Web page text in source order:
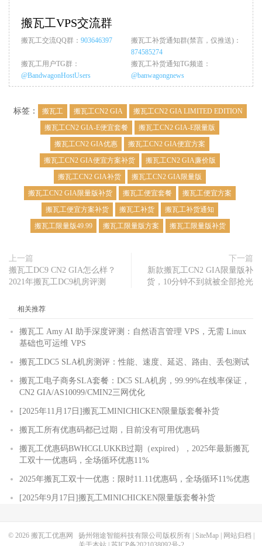
搬瓦工VPS交流群
搬瓦工交流QQ群： 903646397
搬瓦工补货通知群(禁言，仅推送)：
874585274
搬瓦工用户TG群：
@BandwagonHostUsers
搬瓦工补货通知TG频道：
@banwagongnews
标签： 搬瓦工 搬瓦工CN2 GIA
搬瓦工CN2 GIA LIMITED EDITION
搬瓦工CN2 GIA-E便宜套餐
搬瓦工CN2 GIA-E限量版
搬瓦工CN2 GIA优惠
搬瓦工CN2 GIA便宜方案
搬瓦工CN2 GIA便宜方案补货
搬瓦工CN2 GIA廉价版
搬瓦工CN2 GIA补货
搬瓦工CN2 GIA限量版
搬瓦工CN2 GIA限量版补货
搬瓦工便宜套餐
搬瓦工便宜方案
搬瓦工便宜方案补货
搬瓦工补货
搬瓦工补货通知
搬瓦工限量版49.99
搬瓦工限量版方案 搬瓦工限量版补货
上一篇
搬瓦工DC9 CN2 GIA怎么样？
2021年搬瓦工DC9机房评测
下一篇
新款搬瓦工CN2 GIA限量版补
货，10分钟不到就被全部抢光
相关推荐
搬瓦工 Amy AI 助手深度评测：自然语言管理 VPS，无需 Linux
基础也可运维 VPS
搬瓦工DC5 SLA机房测评：性能、速度、延迟、路由、丢包测试
搬瓦工电子商务SLA套餐：DC5 SLA机房，99.99%在线率保证，
CN2 GIA/AS10099/CMIN2三网优化
[2025年11月17日]搬瓦工MINICHICKEN限量版套餐补货
搬瓦工所有优惠码都已过期，目前没有可用优惠码
搬瓦工优惠码BWHCGLUKKB过期（expired），2025年最新搬瓦
工双十一优惠码，全场循环优惠11%
2025年搬瓦工双十一优惠：限时11.11优惠码，全场循环11%优惠
[2025年9月17日]搬瓦工MINICHICKEN限量版套餐补货
© 2026 搬瓦工优惠网 扬州翎途智能科技有限公司版权所有 | SiteMap| 网站归档 |